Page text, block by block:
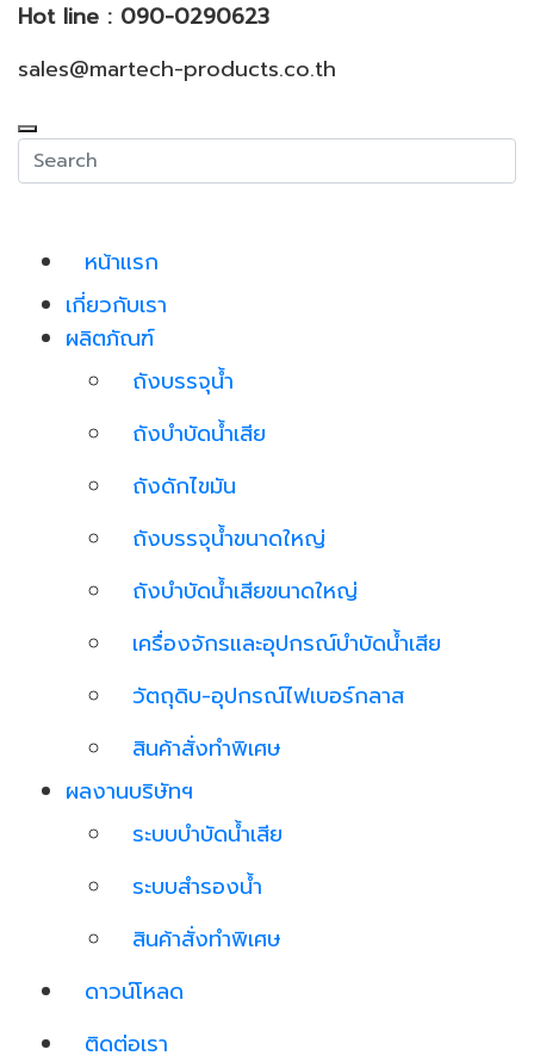
Hot line : 090-0290623
sales@martech-products.co.th
หน้าแรก
เกี่ยวกับเรา
ผลิตภัณฑ์
ถังบรรจุน้ำ
ถังบำบัดน้ำเสีย
ถังดักไขมัน
ถังบรรจุน้ำขนาดใหญ่
ถังบำบัดน้ำเสียขนาดใหญ่
เครื่องจักรและอุปกรณ์บำบัดน้ำเสีย
วัตถุดิบ-อุปกรณ์ไฟเบอร์กลาส
สินค้าสั่งทำพิเศษ
ผลงานบริษัทฯ
ระบบบำบัดน้ำเสีย
ระบบสำรองน้ำ
สินค้าสั่งทำพิเศษ
ดาวน์โหลด
ติดต่อเรา